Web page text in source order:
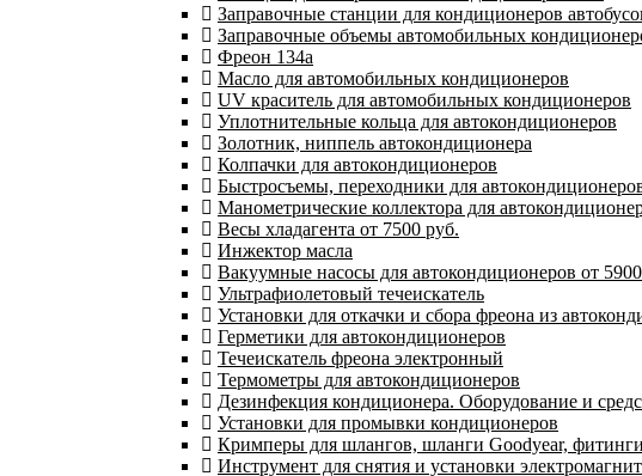
Заправочные станции для кондиционеров
Заправочные объемы автомобильных
Фреон 134a
Масло для автомобильных кондиционеров
UV краситель для автомобильных кондиционеров
Уплотнительные кольца для автокондиционеров
Золотник, ниппель автокондиционера
Колпачки для автокондиционеров
Быстросъемы, переходники для
Манометрические коллектора для
Весы хладагента от 7500 руб.
Инжектор масла
Вакуумные насосы для автокондиционеров от
Ультрафиолетовый течеискатель
Установки для откачки и сбора фреона из
Герметики для автокондиционеров
Течеискатель фреона электронный
Термометры для автокондиционеров
Дезинфекция кондиционера. Оборудование и
Установки для промывки кондиционеров
Кримперы для шлангов, шланги Goodyear,
Инструмент для снятия и установки